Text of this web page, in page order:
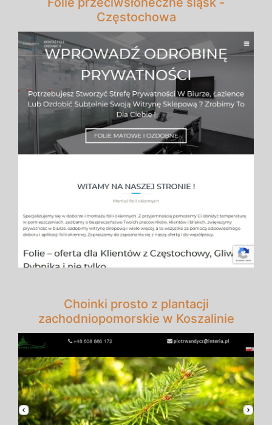
Częstochowa
Choinki prosto z plantacji
zachodniopomorskie w Koszalinie